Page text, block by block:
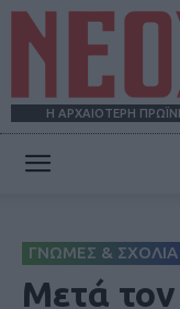
Η ΑΡΧΑΙΟΤΕΡΗ
ΓΝΩΜΕΣ & ΣΧΟΛΙΑ
Μετά